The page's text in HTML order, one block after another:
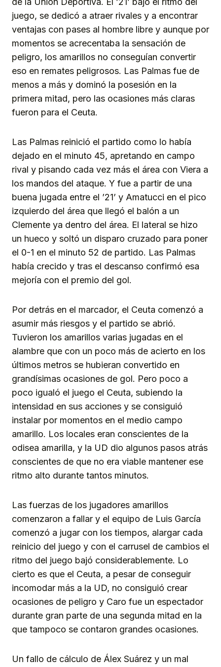
juego, se dedicó a atraer rivales y a encontrar
ventajas con pases al hombre libre y aunque por
momentos se acrecentaba la sensación de
peligro, los amarillos no conseguían convertir
eso en remates peligrosos. Las Palmas fue de
menos a más y dominó la posesión en la
primera mitad, pero las ocasiones más claras
fueron para el Ceuta.
Las Palmas reinició el partido como lo había
dejado en el minuto 45, apretando en campo
rival y pisando cada vez más el área con Viera a
los mandos del ataque. Y fue a partir de una
buena jugada entre el ’21’ y Amatucci en el pico
izquierdo del área que llegó el balón a un
Clemente ya dentro del área. El lateral se hizo
un hueco y soltó un disparo cruzado para poner
el 0-1 en el minuto 52 de partido. Las Palmas
había crecido y tras el descanso confirmó esa
mejoría con el premio del gol.
Por detrás en el marcador, el Ceuta comenzó a
asumir más riesgos y el partido se abrió.
Tuvieron los amarillos varias jugadas en el
alambre que con un poco más de acierto en los
últimos metros se hubieran convertido en
grandísimas ocasiones de gol. Pero poco a
poco igualó el juego el Ceuta, subiendo la
intensidad en sus acciones y se consiguió
instalar por momentos en el medio campo
amarillo. Los locales eran conscientes de la
odisea amarilla, y la UD dio algunos pasos atrás
conscientes de que no era viable mantener ese
ritmo alto durante tantos minutos.
Las fuerzas de los jugadores amarillos
comenzaron a fallar y el equipo de Luis García
comenzó a jugar con los tiempos, alargar cada
reinicio del juego y con el carrusel de cambios el
ritmo del juego bajó considerablemente. Lo
cierto es que el Ceuta, a pesar de conseguir
incomodar más a la UD, no consiguió crear
ocasiones de peligro y Caro fue un espectador
durante gran parte de una segunda mitad en la
que tampoco se contaron grandes ocasiones.
Un fallo de cálculo de Álex Suárez y un mal